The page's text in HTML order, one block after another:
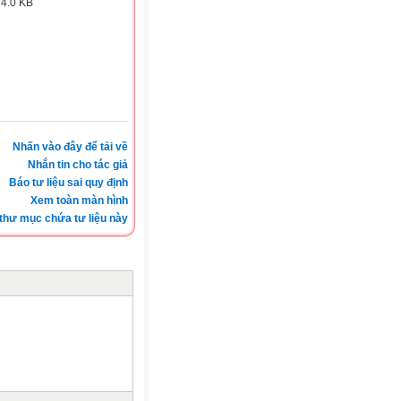
4.0 KB
Nhấn vào đây để tải về
Nhắn tin cho tác giả
Báo tư liệu sai quy định
Xem toàn màn hình
mục chứa tư liệu này